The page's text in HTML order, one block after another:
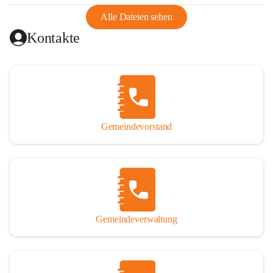
Aus diesem Grund war die Bevölkerung dazu gezwungen,
Schmuggel zu betreiben. Es kam oft zu nächtlichen
Überfällen und Schießereien. Erst mit dem Anschluss des
wirtschaftlich ging es bergauf. Dieser Aufschwung endete
1926. Es folgten Arbeitslosigkeit, Preissteigerung und
Unanbringlichkeit von Produkten. Daher wurde der
Anschluss an das Deutsche Reich begrüßt. Als der Zweite
Weltkrieg ausbrach, schwang die Stimmung um. Es starben
26 Männer an der Front, weitere 16 werden vermisst.
Von 1971 bis 1991 gehörte Wörterberg zur Gemeinde
Ollersdorf. Durch den Einsatz von mehreren Ortsansässigen
wurde Wörterberg 1991 wieder eine eigenständige
Die Gemeinde liegt im Südburgenland im Nordwesten des
Alle Dateien sehen
Kontakte
Gemeindevorstand
Gemeindeverwaltung